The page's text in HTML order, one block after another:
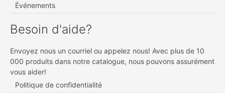
Événements
Besoin d'aide?
Envoyez nous un courriel ou appelez nous! Avec plus de 10
000 produits dans notre catalogue, nous pouvons assurément
vous aider!
Politique de confidentialité